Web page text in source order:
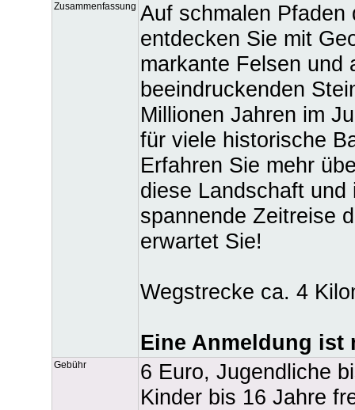
Zusammenfassung Auf schmalen
entdecken Sie mit
markante Felsen und
beeindruckenden
Millionen Jahren im
für viele historische
Erfahren Sie mehr
diese Landschaft
spannende Zeitreise
erwartet Sie!
Wegstrecke ca. 4
Eine Anmeldung
Gebühr
6 Euro, Jugendliche
Kinder bis 16 Jahre